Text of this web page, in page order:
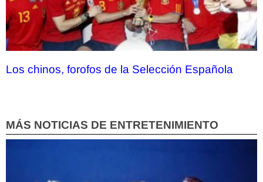
Los chinos, forofos de la Selección Española
MÁS NOTICIAS DE ENTRETENIMIENTO